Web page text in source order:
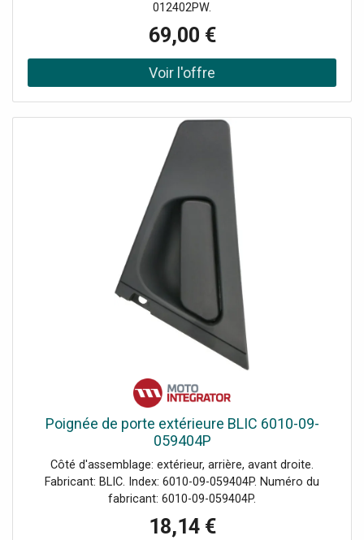
012402PW.
69,00 €
Poignée de porte extérieure BLIC 6010-09-
059404P
Côté d'assemblage: extérieur, arrière, avant droite.
Fabricant: BLIC. Index: 6010-09-059404P. Numéro du
fabricant: 6010-09-059404P.
18,14 €